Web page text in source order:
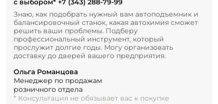
с выбором* +7 (343) 288-79-99
Знаю, как подобрать нужный вам автоподъемник и
балансировочный станок, какая автохимия сможет
решить ваши проблемы. Подберу
профессиональный инструмент, который
прослужит долгие годы. Могу организовать
доставку до дверей вашего предприятия.
Ольга Романцова
Менеджер по продажам
розничного отдела
* Консультация не обязывает вас к покупке